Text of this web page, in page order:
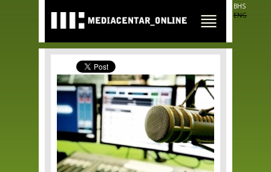
main
content
BHS
ENG